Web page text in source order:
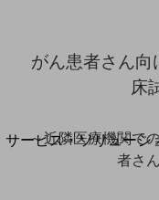
別ウィンドウで開きます
サービス・ソリューシ
サービス・ソリューシ
がん患者さん
床
～近隣医療機関で
者さ